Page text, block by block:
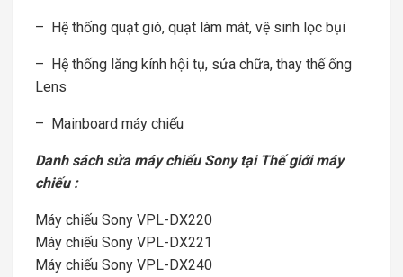
– Hệ thống quạt gió, quạt làm mát, vệ sinh lọc bụi
– Hệ thống lăng kính hội tụ, sửa chữa, thay thế ống
Lens
– Mainboard máy chiếu
Danh sách sửa máy chiếu Sony tại Thế giới máy
chiếu :
Máy chiếu Sony VPL-DX220
Máy chiếu Sony VPL-DX221
Máy chiếu Sony VPL-DX240